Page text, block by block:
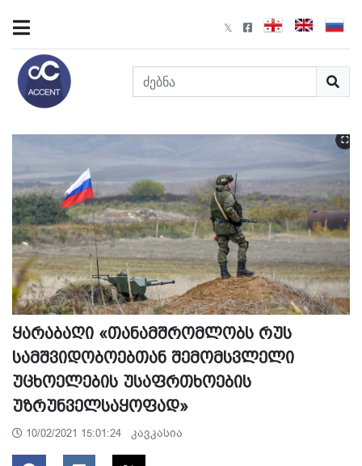
ყარაბაღი «თანამშრომლობს რუს
სამშვიდობოებთან შემომსვლელი
უცხოელების უსაფრთხოების
უზრუნველსაყოფად»
10/02/2021 15:01:24 კავკასია